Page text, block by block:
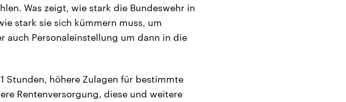
Was zeigt, wie stark die Bundeswehr in
stark sie sich kümmern muss, um
auch Personaleinstellung um dann in die
Stunden, höhere Zulagen für bestimmte
Rentenversorgung, diese und weitere